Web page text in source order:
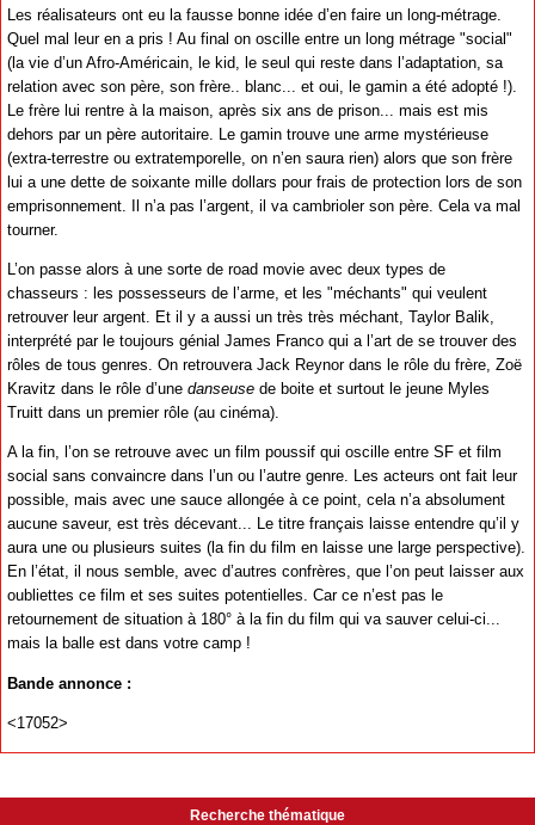
Les réalisateurs ont eu la fausse bonne idée d’en faire un long-métrage.
Quel mal leur en a pris ! Au final on oscille entre un long métrage "social"
(la vie d’un Afro-Américain, le kid, le seul qui reste dans l’adaptation, sa
relation avec son père, son frère.. blanc... et oui, le gamin a été adopté !).
Le frère lui rentre à la maison, après six ans de prison... mais est mis
dehors par un père autoritaire. Le gamin trouve une arme mystérieuse
(extra-terrestre ou extratemporelle, on n’en saura rien) alors que son frère
lui a une dette de soixante mille dollars pour frais de protection lors de son
emprisonnement. Il n’a pas l’argent, il va cambrioler son père. Cela va mal
tourner.
L’on passe alors à une sorte de road movie avec deux types de
chasseurs : les possesseurs de l’arme, et les "méchants" qui veulent
retrouver leur argent. Et il y a aussi un très très méchant, Taylor Balik,
interprété par le toujours génial James Franco qui a l’art de se trouver des
rôles de tous genres. On retrouvera Jack Reynor dans le rôle du frère, Zoë
Kravitz dans le rôle d’une danseuse de boite et surtout le jeune Myles
Truitt dans un premier rôle (au cinéma).
A la fin, l’on se retrouve avec un film poussif qui oscille entre SF et film
social sans convaincre dans l’un ou l’autre genre. Les acteurs ont fait leur
possible, mais avec une sauce allongée à ce point, cela n’a absolument
aucune saveur, est très décevant... Le titre français laisse entendre qu’il y
aura une ou plusieurs suites (la fin du film en laisse une large perspective).
En l’état, il nous semble, avec d’autres confrères, que l’on peut laisser aux
oubliettes ce film et ses suites potentielles. Car ce n’est pas le
retournement de situation à 180° à la fin du film qui va sauver celui-ci...
mais la balle est dans votre camp !
Bande annonce :
<17052>
Recherche thématique